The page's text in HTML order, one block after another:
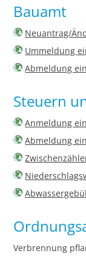
Bauamt
Neuantrag/
Ummeldung
Abmeldung
Steuern
Anmeldung
Abmeldung
Verbrennung